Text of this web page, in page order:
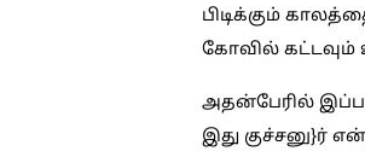
பிடிக்கும்
கோவில் கட்டவும்
அதன்பேரில்
இது குச்சனு}ர்